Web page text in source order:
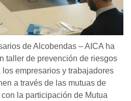
de Alcobendas – AICA ha
taller de prevención de riesgos
los empresarios y trabajadores
a través de las mutuas de
la participación de Mutua